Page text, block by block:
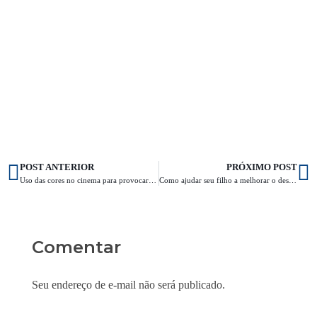
POST ANTERIOR PRÓXIMO POST
Como ajudar seu filho a melhorar o desempenho acadêmico
Comentar
Seu endereço de e-mail não será publicado.